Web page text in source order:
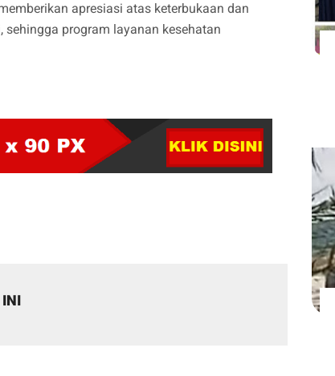
apresiasi atas keterbukaan dan
program layanan kesehatan
INI